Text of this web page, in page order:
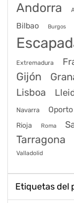
Andorra
Bilbao Burgos
Extremadura
Gijón
Lisboa
Navarra Oporto
Rioja Roma
Tarragona
Valladolid
Etiquetas del